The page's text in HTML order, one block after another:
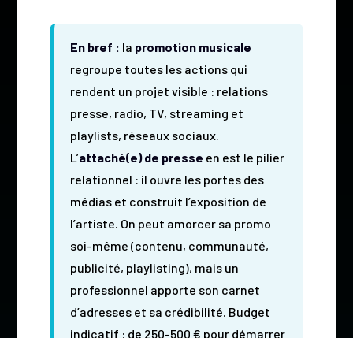
En bref : la promotion musicale
regroupe toutes les actions qui
rendent un projet visible : relations
presse, radio, TV, streaming et
playlists, réseaux sociaux.
L’attaché(e) de presse en est le pilier
relationnel : il ouvre les portes des
médias et construit l’exposition de
l’artiste. On peut amorcer sa promo
soi-même (contenu, communauté,
publicité, playlisting), mais un
professionnel apporte son carnet
d’adresses et sa crédibilité. Budget
indicatif : de 250-500 € pour démarrer